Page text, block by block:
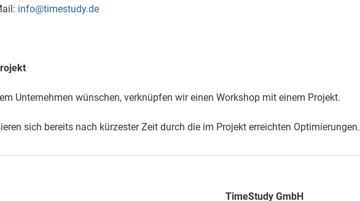
info@timestudy.de
Unternehmen wünschen, verknüpfen wir einen Workshop mit einem Projekt.
sich bereits nach kürzester Zeit durch die im Projekt erreichten Optimierungen.
TimeStudy GmbH